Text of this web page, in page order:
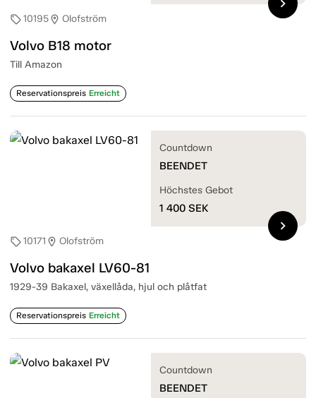
sell10195location_on Olofström
Volvo B18 motor
Till Amazon
Reservationspreis Erreicht
chevron_right
sell10171 location_on Olofström
Volvo bakaxel LV60-81
1929-39 Bakaxel, växellåda, hjul och plåtfat
Reservationspreis Erreicht
Countdown
BEENDET
Höchstes Gebot
1 400 SEK
chevron_right
Countdown
BEENDET